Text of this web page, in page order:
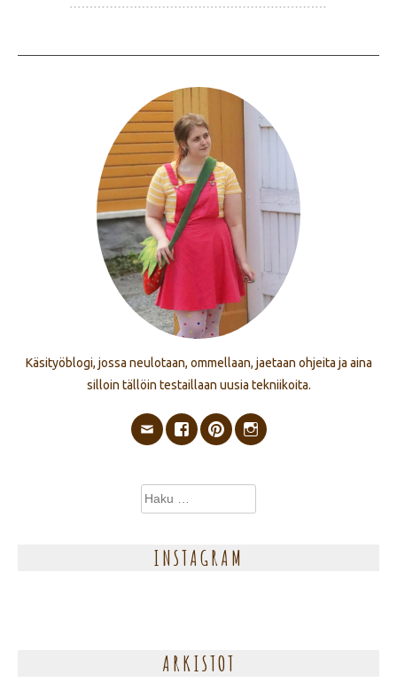
Käsityöblogi, jossa neulotaan, ommellaan, jaetaan ohjeita ja aina
silloin tällöin testaillaan uusia tekniikoita.
Haku:
INSTAGRAM
ARKISTOT